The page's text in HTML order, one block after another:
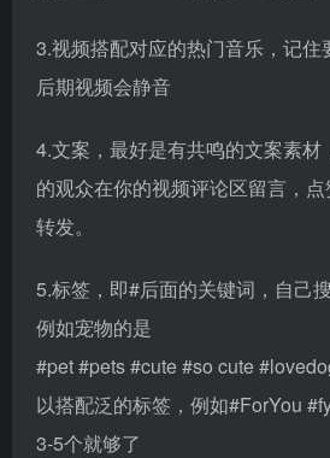
3.视频搭配对应的热门音乐，记住
后期视频会静音
4.文案，最好是有共鸣的文案素材
的观众在你的视频评论区留言，
转发。
5.标签，即#后面的关键词，自己
例如宠物的是
#pet #pets #cute #so cute
以搭配泛的标签，例如#ForYou
3-5个就够了